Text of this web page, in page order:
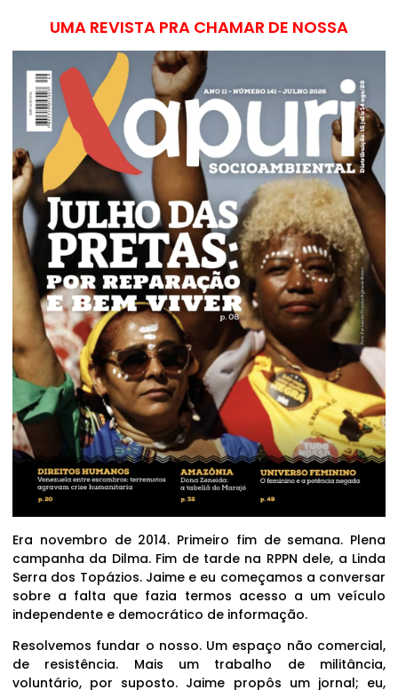
UMA REVISTA PRA CHAMAR DE NOSSA
Era novembro de 2014. Primeiro fim de semana. Plena
campanha da Dilma. Fim de tarde na RPPN dele, a Linda
Serra dos Topázios. Jaime e eu começamos a conversar
sobre a falta que fazia termos acesso a um veículo
independente e democrático de informação.
Resolvemos fundar o nosso. Um espaço não comercial,
de resistência. Mais um trabalho de militância,
voluntário, por suposto. Jaime propôs um jornal; eu,